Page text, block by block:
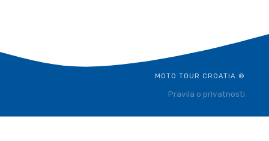
MOTO TOUR CROATIA ©
Pravila o privatnosti